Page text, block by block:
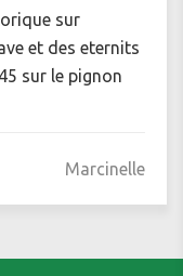
sur
et des eternits
sur le pignon
Marcinelle